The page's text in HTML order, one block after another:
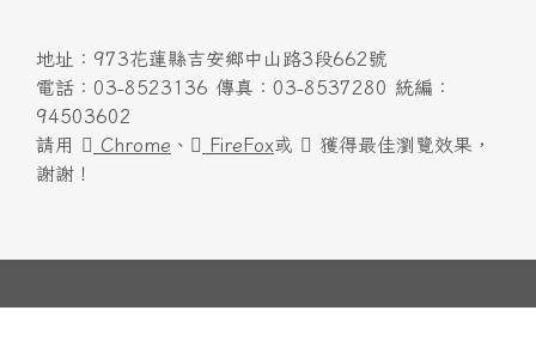
頁尾區域內容
地址：973花蓮縣吉安鄉中山路3段662號
電話：03-8523136 傳真：03-8537280 統編：
94503602
請用
Chrome 、 FireFox或
獲得最佳瀏覽效果，
謝謝！